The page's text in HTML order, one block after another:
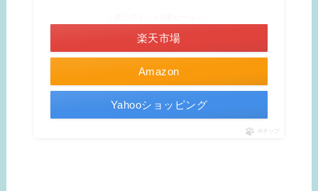
Amazon
楽天市場
Yahooショッピング
ポチップ